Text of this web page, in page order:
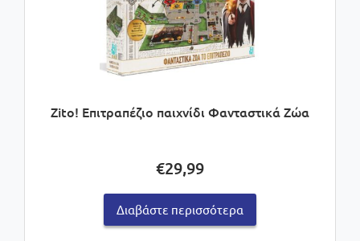
Zito! Επιτραπέζιο παιχνίδι Φανταστικά Ζώα
€29,99
Διαβάστε περισσότερα